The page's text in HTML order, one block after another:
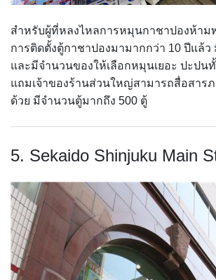
สำหรับผู้ที่หลงไหลการหมุนกาชาปองห้าม
การติดตั้งตู้กาชาปองมามากกว่า 10 ปีแล้ว
และมีจำนวนของให้เลือกหมุนเยอะ ปะปน
แถมเจ้าของร้านส่วนใหญ่สามารถสื่อสาร
ด้วย มีจำนวนตู้มากถึง 500 ตู้
5. Sekaido Shinjuku Main